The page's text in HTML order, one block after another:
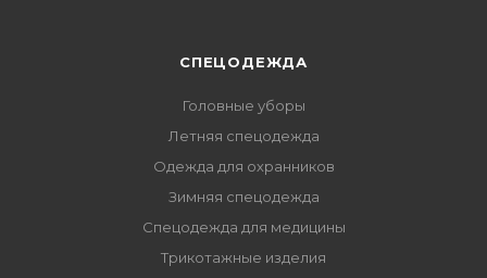
СПЕЦОДЕЖДА
Головные уборы
Летняя спецодежда
Одежда для охранников
Зимняя спецодежда
Спецодежда для медицины
Трикотажные изделия